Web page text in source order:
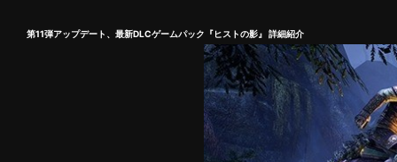
第11弾アップデート、最新DLCゲームパック『ヒストの影』 詳細紹介